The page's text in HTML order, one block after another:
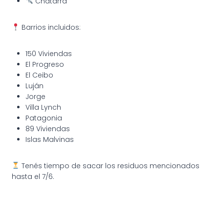
Barrios incluidos:
150 Viviendas
El Progreso
El Ceibo
Luján
Jorge
Villa Lynch
Patagonia
89 Viviendas
Islas Malvinas
Tenés tiempo de sacar los residuos mencionados
hasta el 7/6.